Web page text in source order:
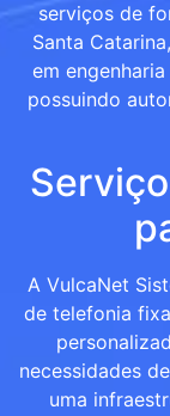
serviços de
Santa
em
possuindo
A VulcaNet
de telefonia
necessidades
uma